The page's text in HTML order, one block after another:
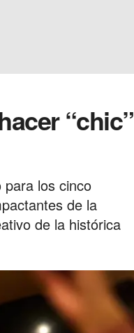
“chic”
para los cinco
de la
de la histórica